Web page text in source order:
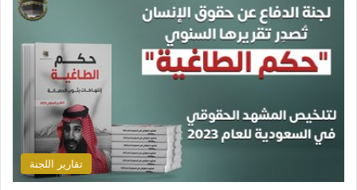
تقارير اللجنة